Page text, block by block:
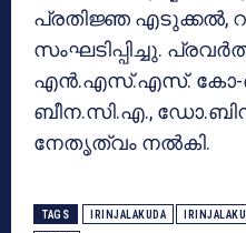
പ്രതിജ്ഞ എടുക്കല്‍,
സംഘടിപ്പിച്ചു.
എന്‍.എസ്.എസ്. കോ-
ബീന.സി.എ.,
നേതൃത്വം നല്‍കി.
TAGS IRINJALAKUDA